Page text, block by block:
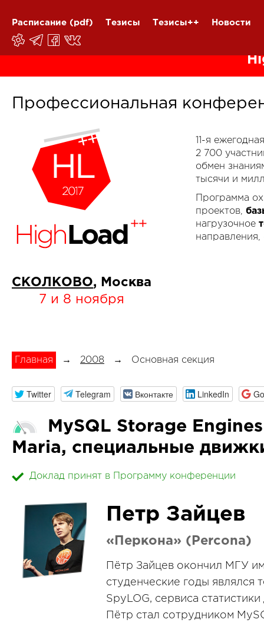
Расписание (pdf) Тезисы Тезисы++ Новости
Профессиональная
СКОЛКОВО, Москва
7 и 8 ноября
11-я
2 700
обмен
тысячи и
Программа
проектов,
нагрузочное
Главная → 2008 → Основная секция
Twitter Telegram Вконтакте LinkedIn
MySQL Storage
Maria, специальные
Доклад принят в Программу конференции
Петр Зайцев
«Перкона» (Percona)
Пётр Зайцев окончил МГУ
студенческие годы являлся
SpyLOG, сервиса
Пётр стал сотрудником